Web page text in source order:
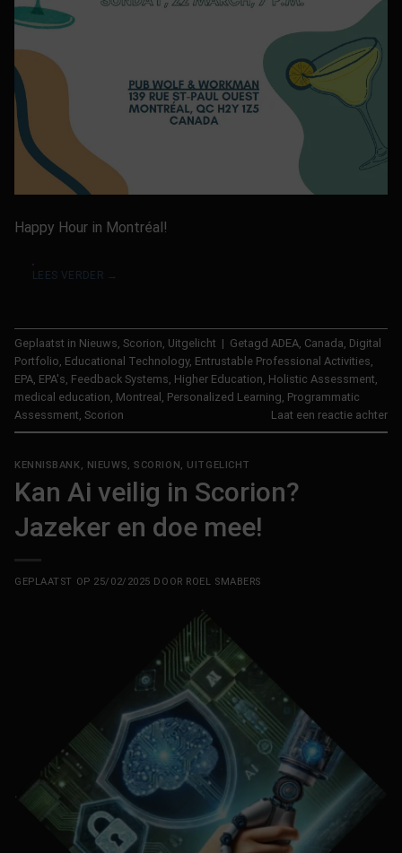
Happy Hour in Montréal!
LEES VERDER →
Geplaatst in Nieuws, Scorion, Uitgelicht | Getagd ADEA, Canada, Digital
Portfolio, Educational Technology, Entrustable Professional Activities,
EPA, EPA's, Feedback Systems, Higher Education, Holistic Assessment,
medical education, Montreal , Personalized Learning, Programmatic
Assessment, Scorion Laat een reactie achter
KENNISBANK, NIEUWS,SCORION, UITGELICHT
Kan Ai veilig in Scorion?
Jazeker en doe mee!
GEPLAATST OP 25/02/2025 DOOR ROEL SMABERS